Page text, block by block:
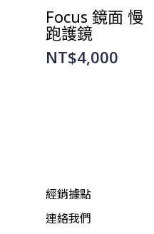
選擇規格
Focus 鏡面 慢
跑護鏡
NT$4,000
經銷據點
連絡我們